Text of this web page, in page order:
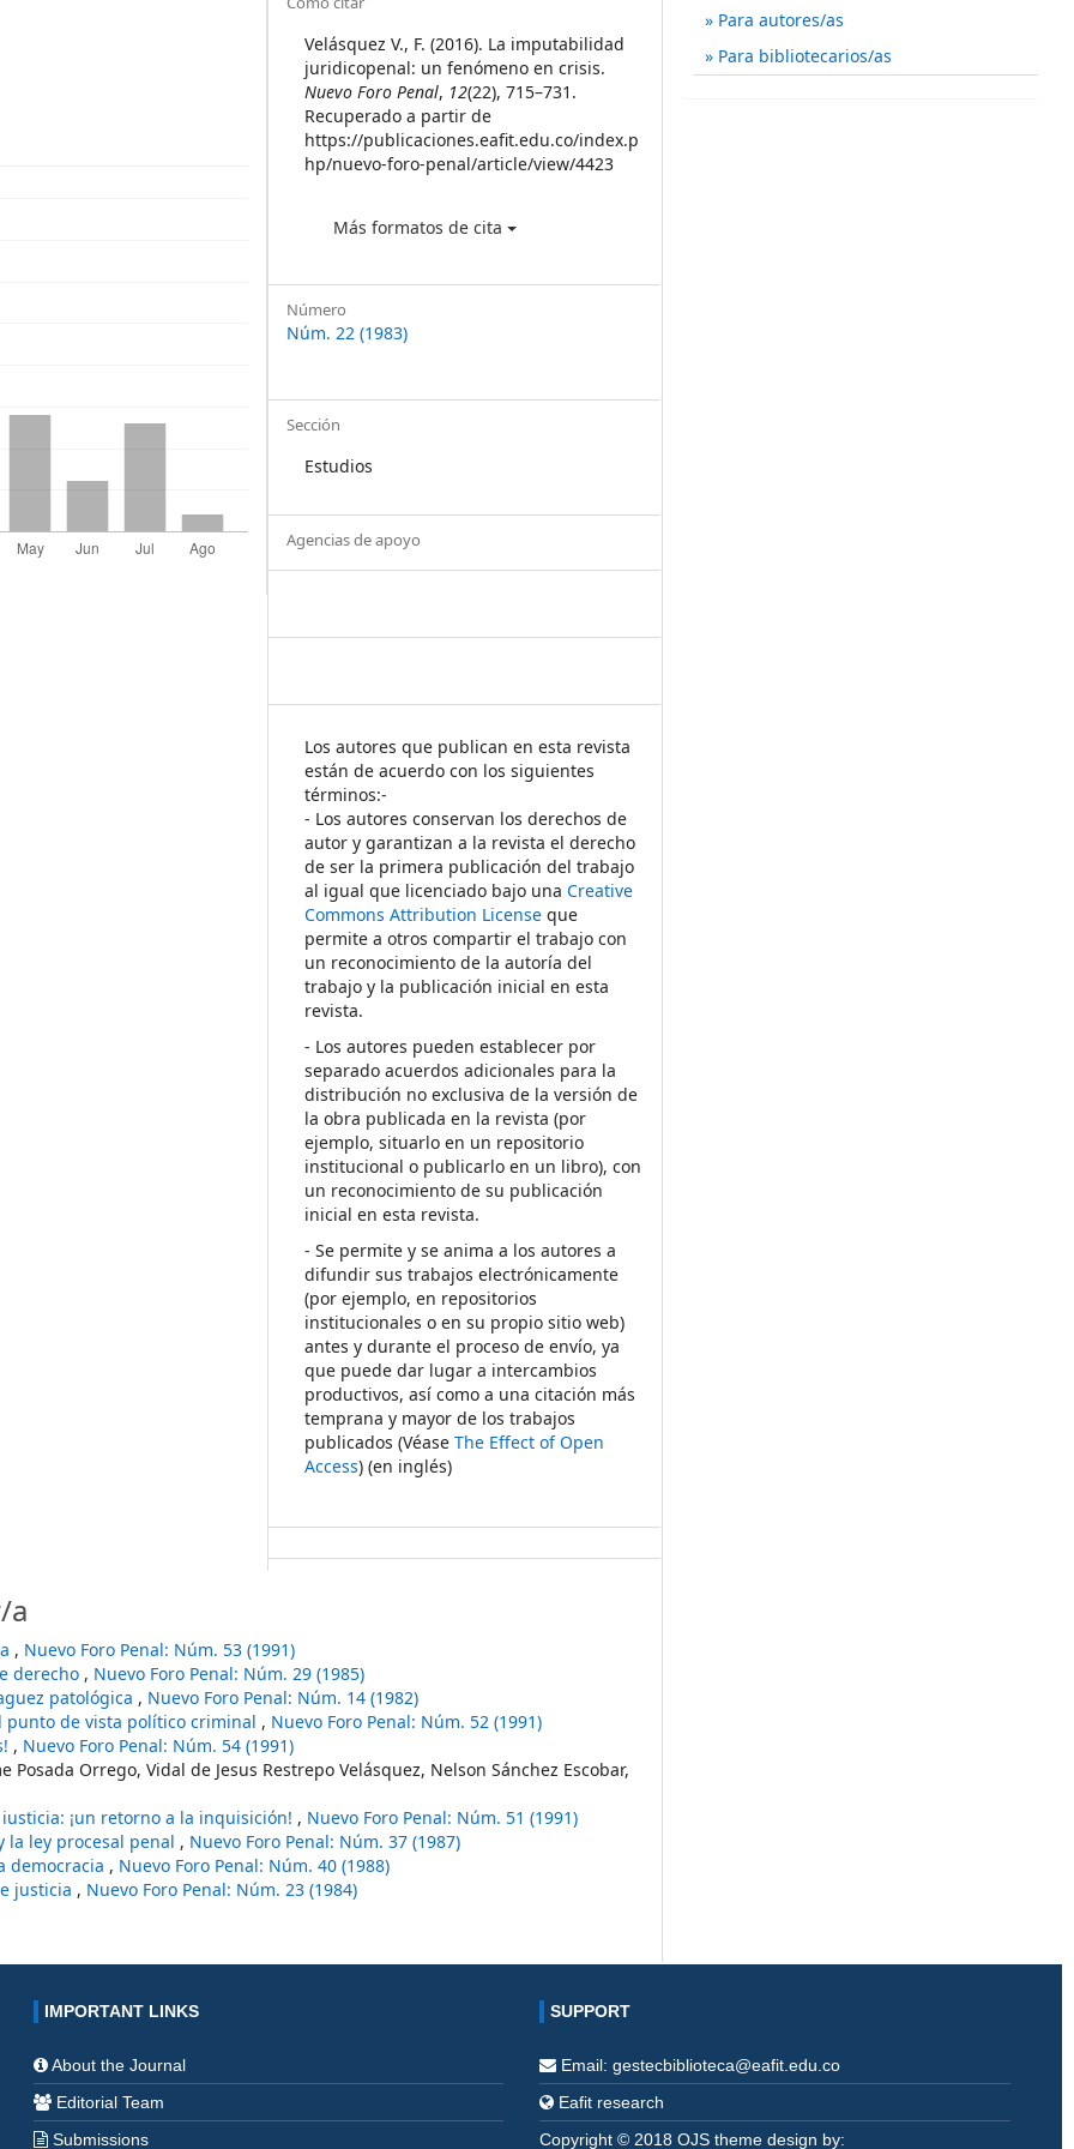
Details
Velásquez V., F. (2016). La imputabilidad
juridicopenal: un fenómeno en crisis.
Nuevo Foro Penal, 12(22), 715–731.
Recuperado a partir de
https://publicaciones.eafit.edu.co/index.p
hp/nuevo-foro-penal/article/view/4423
Más formatos de cita
Número
Núm. 22 (1983)
Sección
Estudios
Agencias de apoyo
Los autores que publican en esta revista
están de acuerdo con los siguientes
términos:-
- Los autores conservan los derechos de
autor y garantizan a la revista el derecho
de ser la primera publicación del trabajo
al igual que licenciado bajo unaCreative
Commons Attribution License que
permite a otros compartir el trabajo con
un reconocimiento de la autoría del
trabajo y la publicación inicial en esta
revista.
- Los autores pueden establecer por
separado acuerdos adicionales para la
distribución no exclusiva de la versión de
la obra publicada en la revista (por
ejemplo, situarlo en un repositorio
institucional o publicarlo en un libro), con
un reconocimiento de su publicación
inicial en esta revista.
- Se permite y se anima a los autores a
difundir sus trabajos electrónicamente
(por ejemplo, en repositorios
institucionales o en su propio sitio web)
antes y durante el proceso de envío, ya
que puede dar lugar a intercambios
productivos, así como a una citación más
temprana y mayor de los trabajos
publicados (VéaseThe Effect of Open
Access) (en inglés)
a
, Nuevo Foro Penal: Núm. 53 (1991)
derecho , Nuevo Foro Penal: Núm. 29 (1985)
patológica , Nuevo Foro Penal: Núm. 14 (1982)
punto de vista político criminal , Nuevo Foro Penal: Núm. 52 (1991)
, Nuevo Foro Penal: Núm. 54 (1991)
Posada Orrego, Vidal de Jesus Restrepo Velásquez, Nelson Sánchez Escobar,
¡un retorno a la inquisición! , Nuevo Foro Penal: Núm. 51 (1991)
la ley procesal penal , Nuevo Foro Penal: Núm. 37 (1987)
democracia , Nuevo Foro Penal: Núm. 40 (1988)
justicia , Nuevo Foro Penal: Núm. 23 (1984)
Para autores/as
Para bibliotecarios/as
IMPORTANT LINKS
About the Journal
Editorial Team
Submissions
SUPPORT
Email: gestecbiblioteca@eafit.edu.co
Eafit research
Copyright © 2018 OJS theme design by: